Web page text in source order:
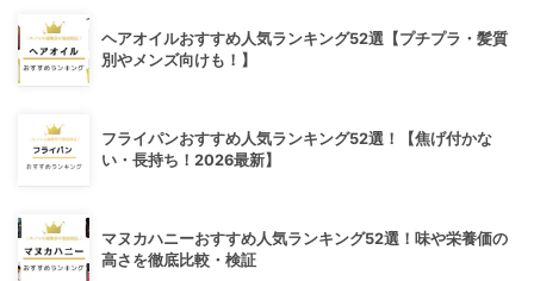
ヘアオイルおすすめ人気ランキング52選【プチプラ・髪質
別やメンズ向けも！】
フライパンおすすめ人気ランキング52選！【焦げ付かな
い・長持ち！2026最新】
マヌカハニーおすすめ人気ランキング52選！味や栄養価の
高さを徹底比較・検証